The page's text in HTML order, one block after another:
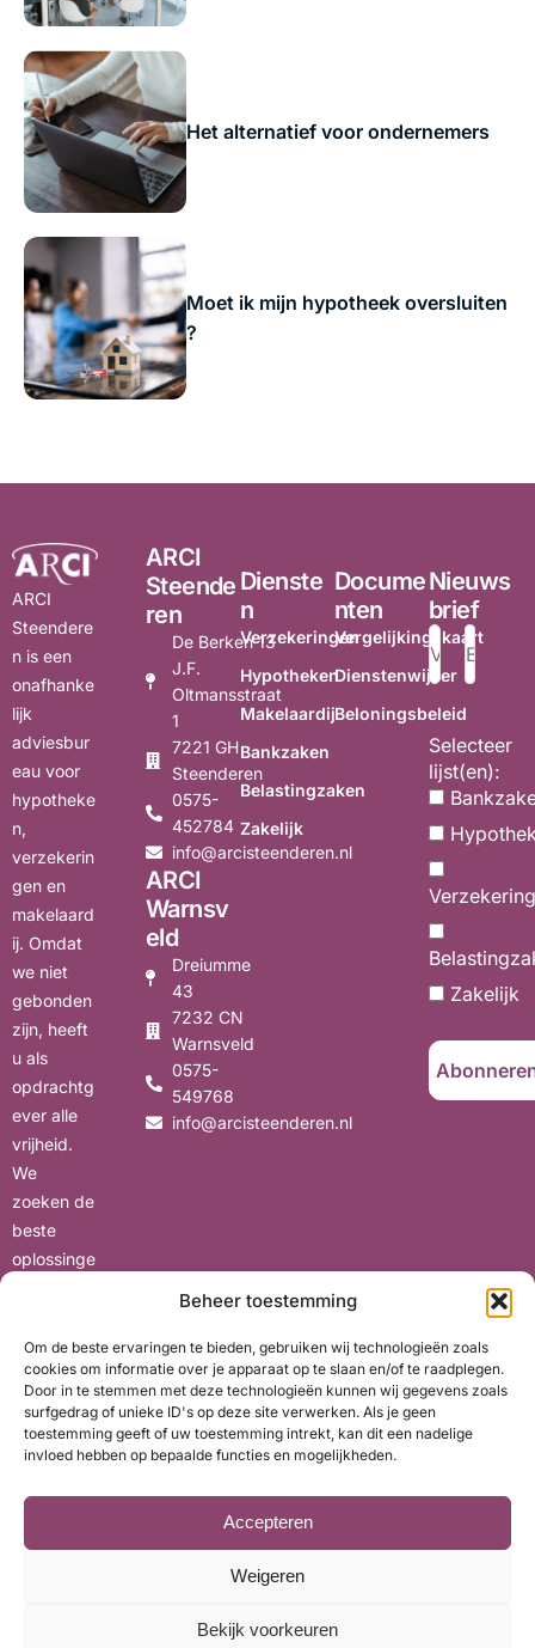
Beheer toestemming
Om de beste ervaringen te bieden, gebruiken wij technologieën zoals
cookies om informatie over je apparaat op te slaan en/of te raadplegen.
Door in te stemmen met deze technologieën kunnen wij gegevens zoals
surfgedrag of unieke ID's op deze site verwerken. Als je geen
toestemming geeft of uw toestemming intrekt, kan dit een nadelige
invloed hebben op bepaalde functies en mogelijkheden.
Accepteren
Weigeren
Bekijk voorkeuren
Het alternatief voor ondernemers
Moet ik mijn hypotheek oversluiten
?
ARCI
Steendere
n is een
onafhanke
lijk
adviesbur
eau voor
hypotheke
n,
verzekerin
gen en
makelaard
ij. Omdat
we niet
gebonden
zijn, heeft
u als
opdrachtg
ever alle
vrijheid.
We
zoeken de
beste
oplossinge
met oog
voor uw
wensen en
belangen.
ARCI
Steende
ren
De Berken 13
J.F.
Oltmansstraat
1
7221 GH
Steenderen
0575-
452784
info@arcisteenderen.nl
ARCI
Warnsv
eld
Dreiumme
43
7232 CN
Warnsveld
0575-
549768
info@arcisteenderen.nl
Dienste
n
Verzekeringen
Hypotheken
Makelaardij
Bankzaken
Belastingzaken
Zakelijk
Docume
nten
Vergelijkingskaart
Dienstenwijzer
Beloningsbeleid
Nieuws
brief
Selecteer
lijst(en):
Zakelijk